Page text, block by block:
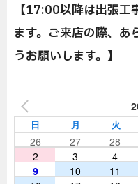
【17:00以降は出張工
ます。ご来店の際、あ
うお願いします。】
日 月 火
26 27 28
2
3 4
9
10 11